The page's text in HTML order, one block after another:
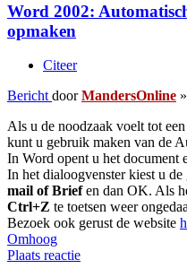
Word 2002:
opmaken
Citeer
Bericht doorMandersOnline »
Als u de noodzaak voelt tot
kunt u gebruik maken van de
In Word opent u het document
In het dialoogvenster kiest u de
mail of Briefen dan OK. Als
Ctrl+Z te toetsen weer
Bezoek ook gerust de website
Omhoog
Plaats reactie